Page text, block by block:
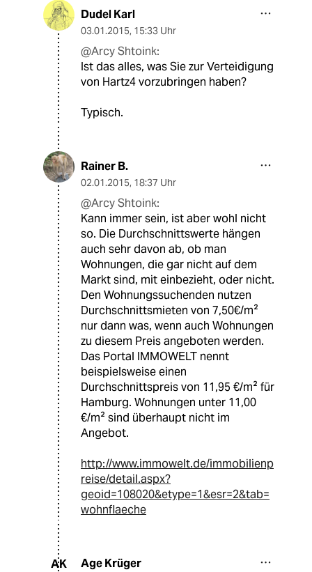
Dudel Karl
03.01.2015, 15:33 Uhr
@Arcy Shtoink:
Ist das alles, was Sie zur Verteidigung
von Hartz4 vorzubringen haben?
Typisch.
Rainer B.
02.01.2015, 18:37 Uhr
@Arcy Shtoink:
Kann immer sein, ist aber wohl nicht
so. Die Durchschnittswerte hängen
auch sehr davon ab, ob man
Wohnungen, die gar nicht auf dem
Markt sind, mit einbezieht, oder nicht.
Den Wohnungssuchenden nutzen
Durchschnittsmieten von 7,50€/m²
nur dann was, wenn auch Wohnungen
zu diesem Preis angeboten werden.
Das Portal IMMOWELT nennt
beispielsweise einen
Durchschnittspreis von 11,95 €/m² für
Hamburg. Wohnungen unter 11,00
€/m² sind überhaupt nicht im
Angebot.
http://www.immowelt.de/immobilienp
reise/detail.aspx?
geoid=108020&etype=1&esr=2&tab=
wohnflaeche
AK Age Krüger